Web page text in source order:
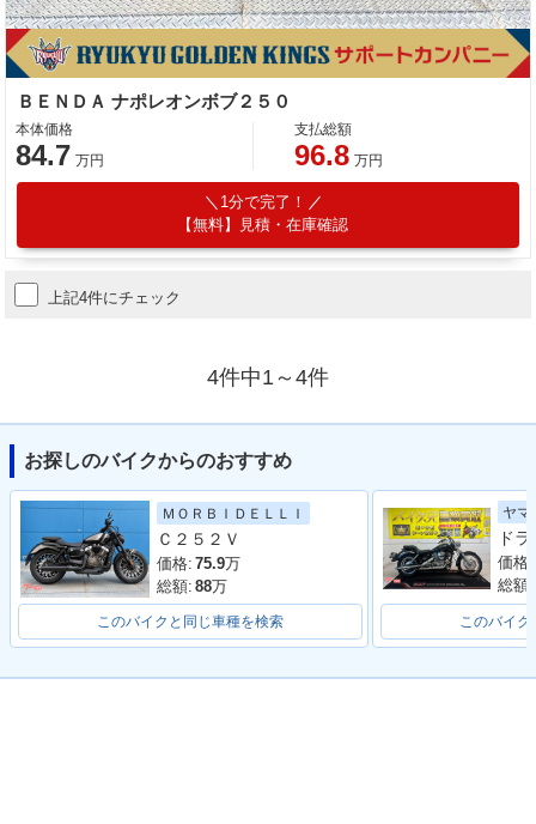
ＢＥＮＤＡ ナポレオンボブ２５０
本体価格
84.7 万円
支払総額
96.8 万円
1分で完了！
【無料】見積・在庫確認
上記4件にチェック
4件中1～4件
お探しのバイクからのおすすめ
ＭＯＲＢＩＤＥＬＬＩ
Ｃ２５２Ｖ
価格: 75.9万
総額: 88万
このバイクと同じ車種を検索
ヤマ
価格:
総額:
このバイク